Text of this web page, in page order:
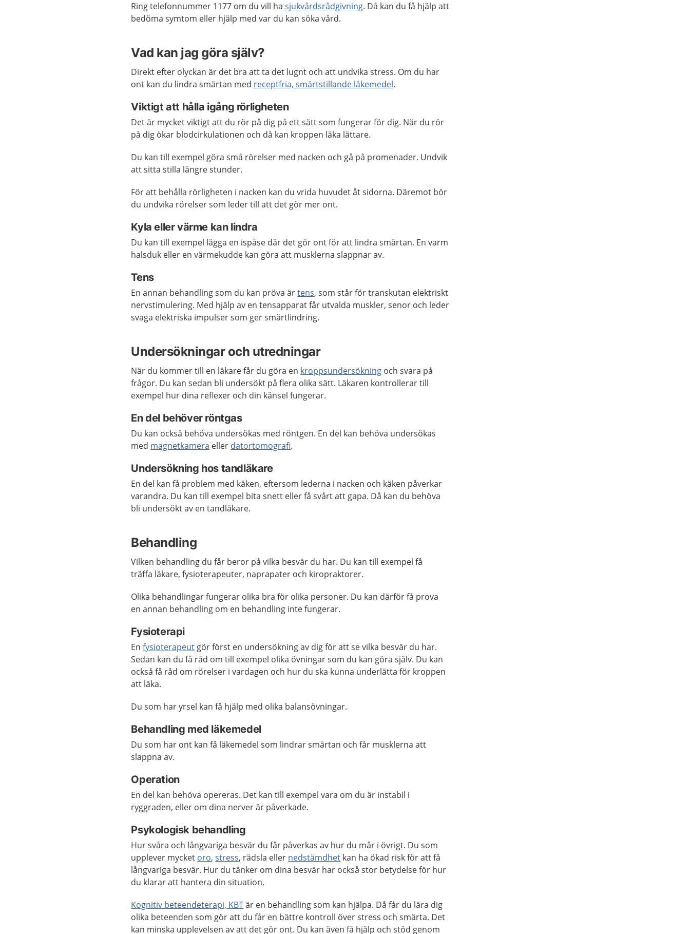
Ring telefonnummer 1177 om du vill hasjukvårdsrådgivning. Då kan du få hjälp att
bedöma symtom eller hjälp med var du kan söka vård.
Vad kan jag göra själv?
Direkt efter olyckan är det bra att ta det lugnt och att undvika stress. Om du har
ont kan du lindra smärtan med receptfria, smärtstillande läkemedel.
Viktigt att hålla igång rörligheten
Det är mycket viktigt att du rör på dig på ett sätt som fungerar för dig. När du rör
på dig ökar blodcirkulationen och då kan kroppen läka lättare.
Du kan till exempel göra små rörelser med nacken och gå på promenader. Undvik
att sitta stilla längre stunder.
För att behålla rörligheten i nacken kan du vrida huvudet åt sidorna. Däremot bör
du undvika rörelser som leder till att det gör mer ont.
Kyla eller värme kan lindra
Du kan till exempel lägga en ispåse där det gör ont för att lindra smärtan. En varm
halsduk eller en värmekudde kan göra att musklerna slappnar av.
Tens
En annan behandling som du kan pröva ärtens, som står för transkutan elektriskt
nervstimulering. Med hjälp av en tensapparat får utvalda muskler, senor och leder
svaga elektriska impulser som ger smärtlindring.
Undersökningar och utredningar
När du kommer till en läkare får du göra en kroppsundersökning och svara på
frågor. Du kan sedan bli undersökt på flera olika sätt. Läkaren kontrollerar till
exempel hur dina reflexer och din känsel fungerar.
En del behöver röntgas
Du kan också behöva undersökas med röntgen. En del kan behöva undersökas
med magnetkamera eller datortomografi.
Undersökning hos tandläkare
En del kan få problem med käken, eftersom lederna i nacken och käken påverkar
varandra. Du kan till exempel bita snett eller få svårt att gapa. Då kan du behöva
bli undersökt av en tandläkare.
Behandling
Vilken behandling du får beror på vilka besvär du har. Du kan till exempel få
träffa läkare, fysioterapeuter, naprapater och kiropraktorer.
Olika behandlingar fungerar olika bra för olika personer. Du kan därför få prova
en annan behandling om en behandling inte fungerar.
Fysioterapi
Enfysioterapeut gör först en undersökning av dig för att se vilka besvär du har.
Sedan kan du få råd om till exempel olika övningar som du kan göra själv. Du kan
också få råd om rörelser i vardagen och hur du ska kunna underlätta för kroppen
att läka.
Du som har yrsel kan få hjälp med olika balansövningar.
Behandling med läkemedel
Du som har ont kan få läkemedel som lindrar smärtan och får musklerna att
slappna av.
Operation
En del kan behöva opereras. Det kan till exempel vara om du är instabil i
ryggraden, eller om dina nerver är påverkade.
Psykologisk behandling
Hur svåra och långvariga besvär du får påverkas av hur du mår i övrigt. Du som
upplever mycket oro,stress, rädsla eller nedstämdhet kan ha ökad risk för att få
långvariga besvär. Hur du tänker om dina besvär har också stor betydelse för hur
du klarar att hantera din situation.
Kognitiv beteendeterapi, KBTär en behandling som kan hjälpa. Då får du lära dig
olika beteenden som gör att du får en bättre kontroll över stress och smärta. Det
kan minska upplevelsen av att det gör ont. Du kan även få hjälp och stöd genom